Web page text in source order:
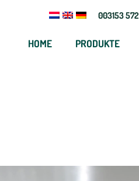
003153
HOME PRODUKTE